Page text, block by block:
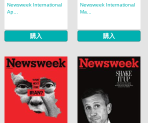
Newsweek International
Ap...
購入
Newsweek International
Ma...
購入